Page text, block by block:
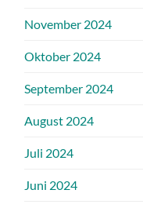
November 2024
Oktober 2024
September 2024
August 2024
Juli 2024
Juni 2024